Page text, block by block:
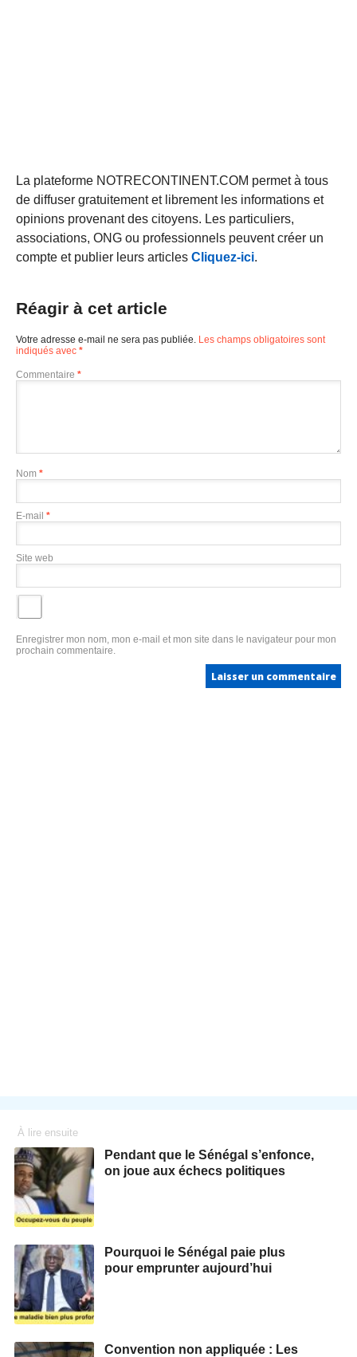
La plateforme NOTRECONTINENT.COM permet à tous
de diffuser gratuitement et librement les informations et
opinions provenant des citoyens. Les particuliers,
associations, ONG ou professionnels peuvent créer un
compte et publier leurs articles Cliquez-ici.
Réagir à cet article
Votre adresse e-mail ne sera pas publiée. Les champs obligatoires sont
indiqués avec *
Commentaire *
Nom *
E-mail *
Site web
Enregistrer mon nom, mon e-mail et mon site dans le navigateur pour mon
prochain commentaire.
À lire ensuite
Pendant que le Sénégal s’enfonce,
on joue aux échecs politiques
Pourquoi le Sénégal paie plus
pour emprunter aujourd’hui
Convention non appliquée : Les